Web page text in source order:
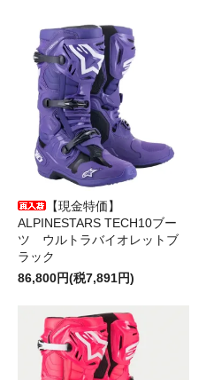
【現金特価】
ALPINESTARS TECH10ブー
ツ ウルトラバイオレットブ
ラック
86,800円(税7,891円)